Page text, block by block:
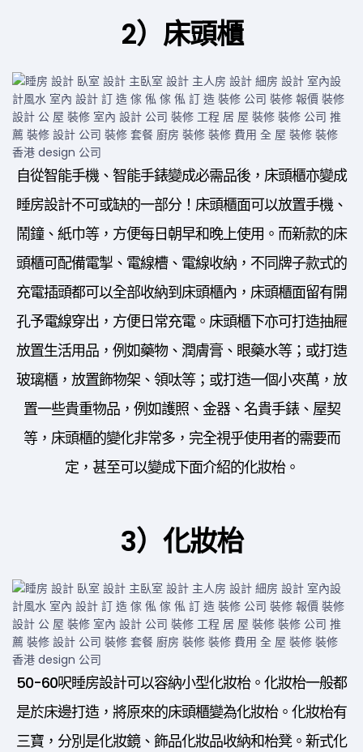
2）床頭櫃
自從智能手機、智能手錶變成必需品後，床頭櫃亦變成
睡房設計不可或缺的一部分！床頭櫃面可以放置手機、
鬧鐘、紙巾等，方便每日朝早和晚上使用。而新款的床
頭櫃可配備電掣、電線槽、電線收納，不同牌子款式的
充電插頭都可以全部收納到床頭櫃內，床頭櫃面留有開
孔予電線穿出，方便日常充電。床頭櫃下亦可打造抽屜
放置生活用品，例如藥物、潤膚膏、眼藥水等；或打造
玻璃櫃，放置飾物架、領呔等；或打造一個小夾萬，放
置一些貴重物品，例如護照、金器、名貴手錶、屋契
等，床頭櫃的變化非常多，完全視乎使用者的需要而
定，甚至可以變成下面介紹的化妝枱。
3）化妝枱
50-60呎睡房設計可以容納小型化妝枱。化妝枱一般都
是於床邊打造，將原來的床頭櫃變為化妝枱。化妝枱有
三寶，分別是化妝鏡、飾品化妝品收納和枱凳。新式化